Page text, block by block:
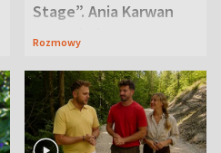
Stage”. Ania Karwan
zapowiada
Rozmowy